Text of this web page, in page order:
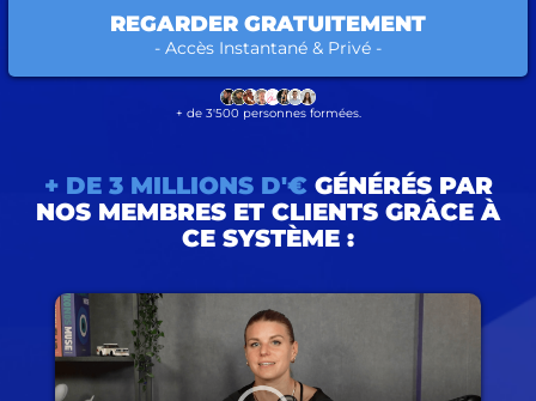
REGARDER GRATUITEMENT
- Accès Instantané & Privé -
+ de 3'500 personnes formées.
+ DE 3 MILLIONS D'€GÉNÉRÉS PAR
NOS MEMBRES ET CLIENTS GRÂCE À
CE SYSTÈME :